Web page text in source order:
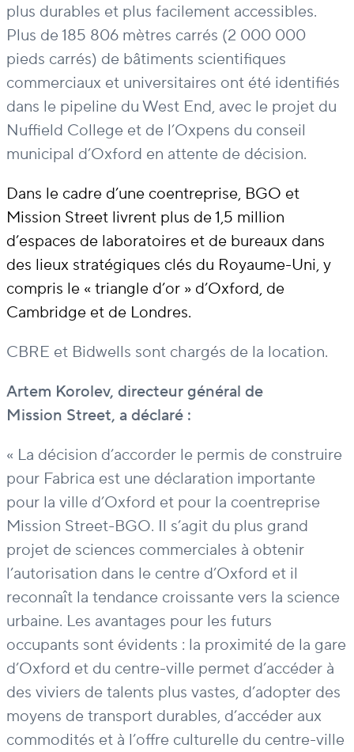
plus durables et plus facilement accessibles.
Plus de 185 806 mètres carrés (2 000 000
pieds carrés) de bâtiments scientifiques
commerciaux et universitaires ont été identifiés
dans le pipeline du West End, avec le projet du
Nuffield College et de l’Oxpens du conseil
municipal d’Oxford en attente de décision.
Dans le cadre d’une coentreprise, BGO et
Mission Street livrent plus de 1,5 million
d’espaces de laboratoires et de bureaux dans
des lieux stratégiques clés du Royaume-Uni, y
compris le « triangle d’or » d’Oxford, de
Cambridge et de Londres.
CBRE et Bidwells sont chargés de la location.
Artem Korolev, directeur général de
Mission Street, a déclaré :
« La décision d’accorder le permis de construire
pour Fabrica est une déclaration importante
pour la ville d’Oxford et pour la coentreprise
Mission Street-BGO. Il s’agit du plus grand
projet de sciences commerciales à obtenir
l’autorisation dans le centre d’Oxford et il
reconnaît la tendance croissante vers la science
urbaine. Les avantages pour les futurs
occupants sont évidents : la proximité de la gare
d’Oxford et du centre-ville permet d’accéder à
des viviers de talents plus vastes, d’adopter des
moyens de transport durables, d’accéder aux
commodités et à l’offre culturelle du centre-ville